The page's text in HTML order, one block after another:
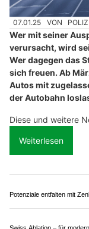
07.01.25 VON
Wer mit seiner
verursacht, wird
Wer dagegen das
sich freuen. Ab
Autos mit
der Autobahn
Diese und weitere
Weiterlesen